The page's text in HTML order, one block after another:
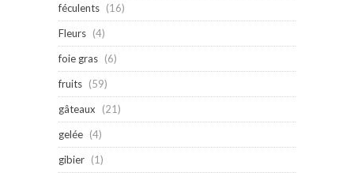
féculents (16)
Fleurs (4)
foie gras (6)
fruits (59)
gâteaux
(21)
gelée (4)
gibier (1)